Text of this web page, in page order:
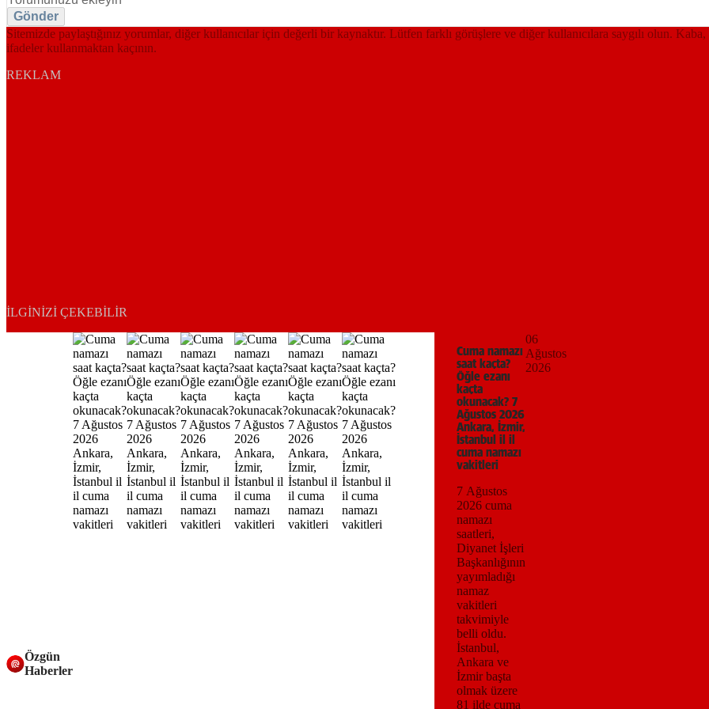
Gönder
Sitemizde paylaştığınız yorumlar, diğer kullanıcılar için değerli bir kaynaktır. Lütfen farklı görüşlere ve diğer kullanıcılara saygılı olun. Kaba,
ifadeler kullanmaktan kaçının.
REKLAM
İLGINIZI ÇEKEBILIR
Özgün
Haberler
Cuma namazı
saat kaçta?
Öğle ezanı
kaçta
okunacak? 7
Ağustos 2026
Ankara, İzmir,
İstanbul il il
cuma namazı
vakitleri
7 Ağustos
2026 cuma
namazı
saatleri,
Diyanet İşleri
Başkanlığının
yayımladığı
namaz
vakitleri
takvimiyle
belli oldu.
İstanbul,
Ankara ve
İzmir başta
olmak üzere
81 ilde cuma
06
Ağustos
2026